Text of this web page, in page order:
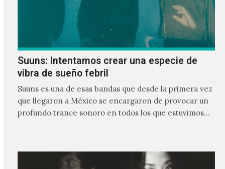
Suuns: Intentamos crear una especie de
vibra de sueño febril
Suuns es una de esas bandas que desde la primera vez
que llegaron a México se encargaron de provocar un
profundo trance sonoro en todos los que estuvimos